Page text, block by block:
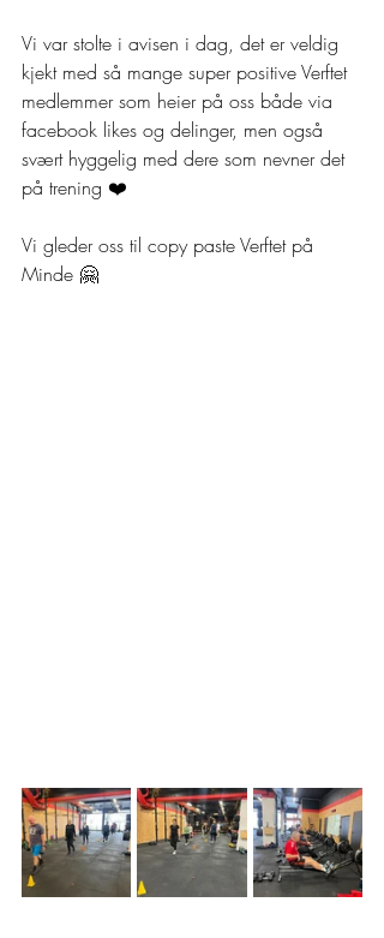
Vi var stolte i avisen i dag, det er veldig
kjekt med så mange super positive Verftet
medlemmer som heier på oss både via
facebook likes og delinger, men også
svært hyggelig med dere som nevner det
på trening ❤️
Vi gleder oss til copy paste Verftet på
Minde 🤗